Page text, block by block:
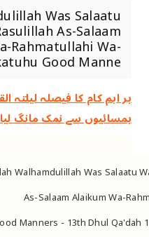
Was Salaatu
As-Salaam
Rahmatullahi Wa-
Good Manne...
ہر اہم کام کا فیصلہ ‏لیلتہ
ہمسائیوں سے نمک مانگ لیا
Walhamdulillah Was Salaatu
As-Salaam Alaikum Wa-
Manners - 13th Dhul Qa'dah